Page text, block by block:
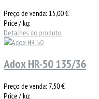
Preço de venda: 15,00 €
Price / kg:
Detalhes do produto
Adox HR-50 135/36
Preço de venda: 7,50 €
Price / kg: